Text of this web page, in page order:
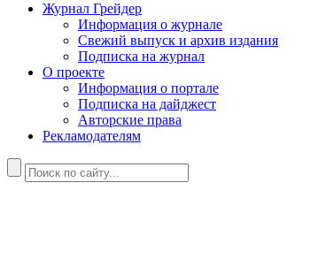
Журнал Грейдер
Информация о журнале
Свежий выпуск и архив издания
Подписка на журнал
О проекте
Информация о портале
Подписка на дайджест
Авторские права
Рекламодателям